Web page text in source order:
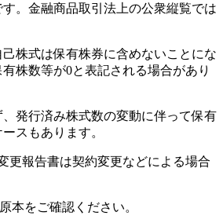
。金融商品取引法上の公衆縦覧では
株式は保有株券に含めないことにな
株数等が0と表記される場合があり
発行済み株式数の変動に伴って保有
スもあります。
更報告書は契約変更などによる場合
本をご確認ください。